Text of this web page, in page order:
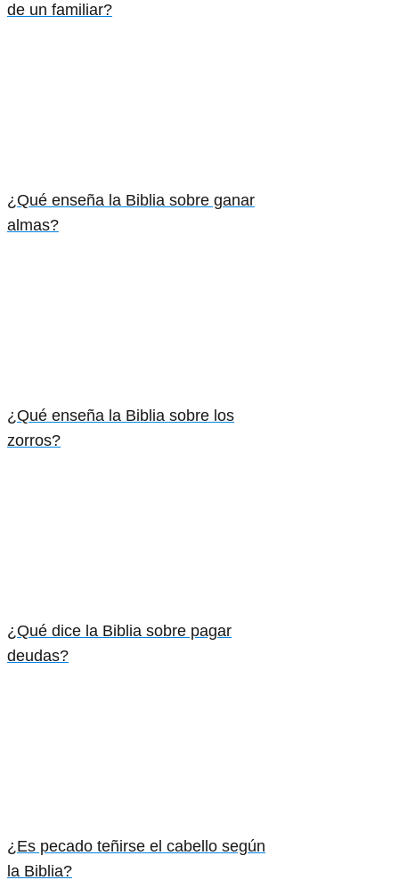
de un familiar?
¿Qué enseña la Biblia sobre ganar
almas?
¿Qué enseña la Biblia sobre los
zorros?
¿Qué dice la Biblia sobre pagar
deudas?
¿Es pecado teñirse el cabello según
la Biblia?